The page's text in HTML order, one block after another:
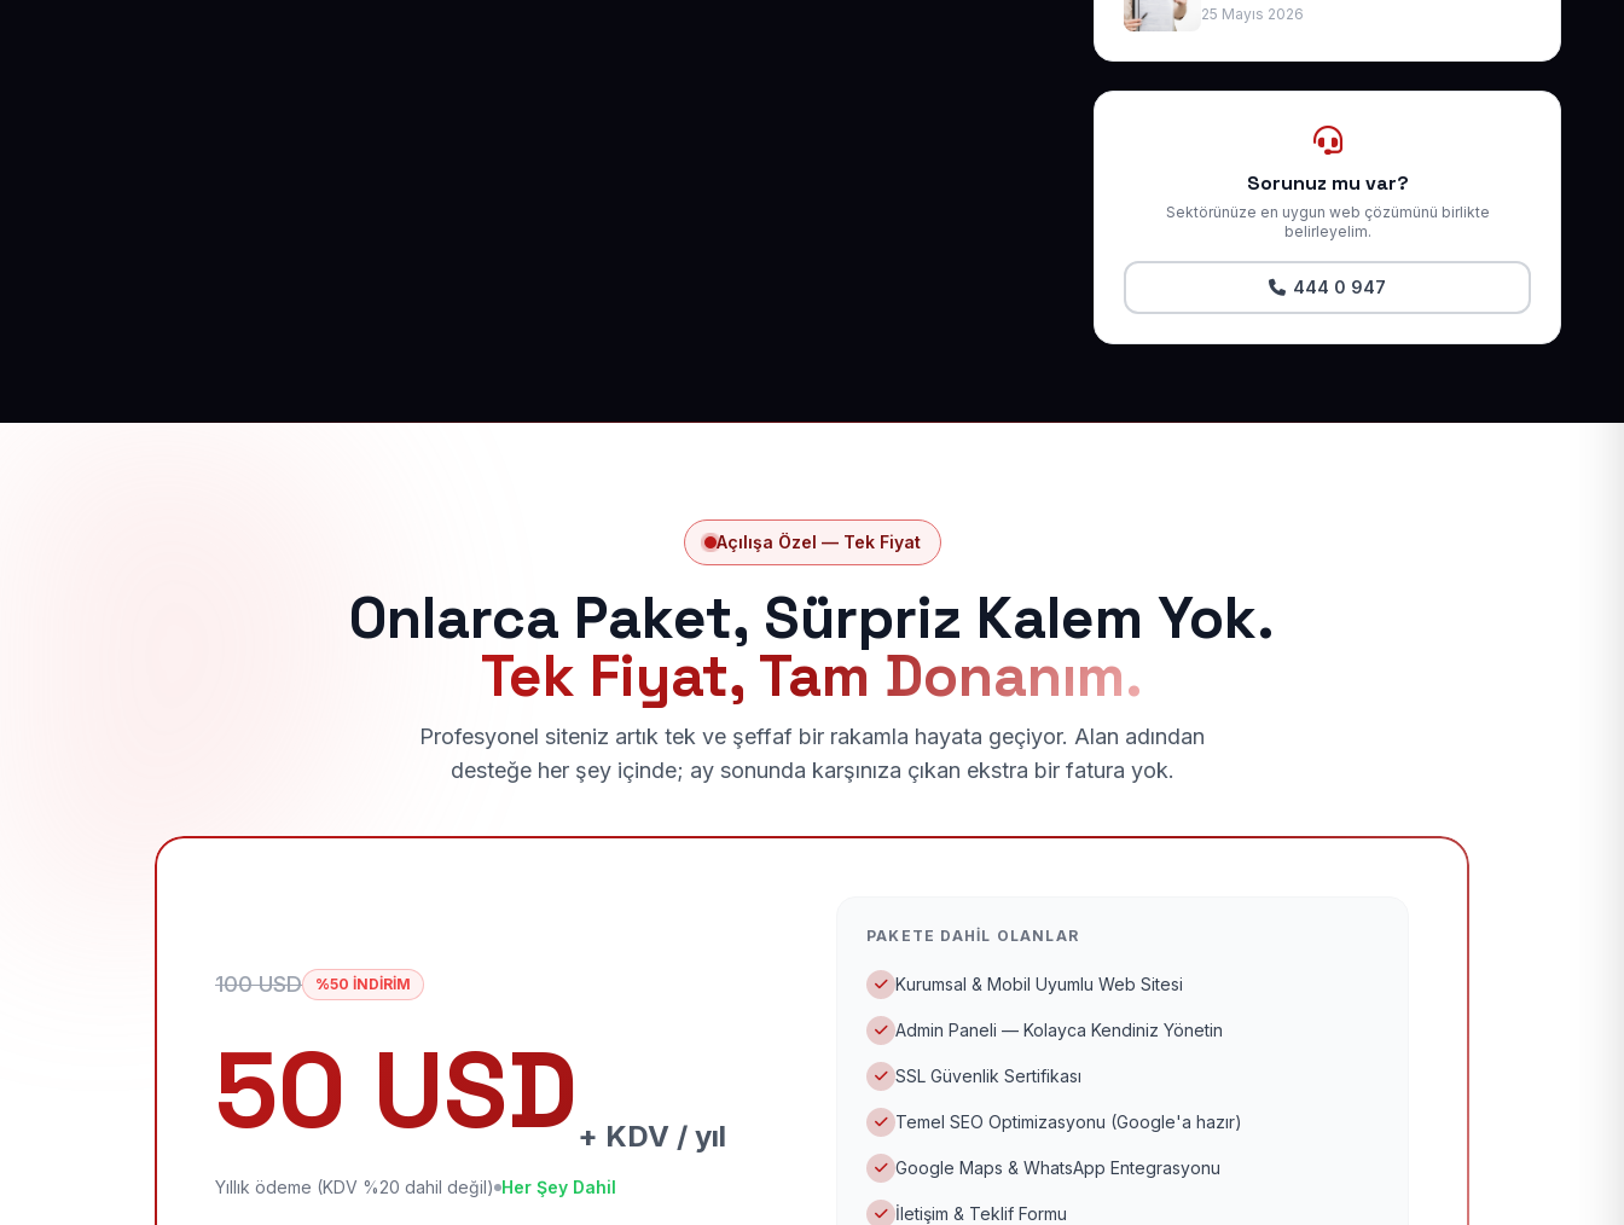
25 Mayıs 2026
Sorunuz mu var?
Sektörünüze en uygun web çözümünü birlikte
belirleyelim.
444 0 947
Açılışa Özel — Tek Fiyat
Onlarca Paket, Sürpriz Kalem Yok.
Tek Fiyat, Tam Donanım.
Profesyonel siteniz artık tek ve şeffaf bir rakamla hayata geçiyor. Alan adından
desteğe her şey içinde; ay sonunda karşınıza çıkan ekstra bir fatura yok.
100 USD %50 İNDİRİM
50 USD + KDV / yıl
Yıllık ödeme (KDV %20 dahil değil) Her Şey Dahil
PAKETE DAHIL OLANLAR
Kurumsal & Mobil Uyumlu Web Sitesi
Admin Paneli — Kolayca Kendiniz Yönetin
SSL Güvenlik Sertifikası
Temel SEO Optimizasyonu (Google'a hazır)
Google Maps & WhatsApp Entegrasyonu
İletişim & Teklif Formu